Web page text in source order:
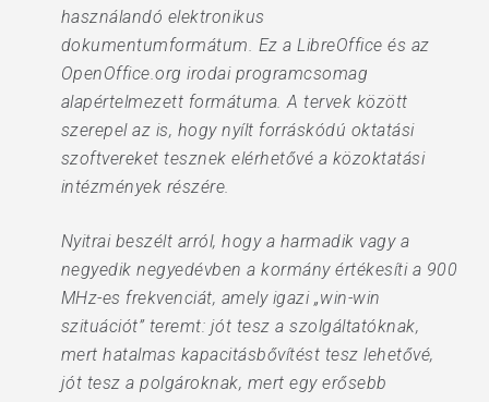
használandó elektronikus
dokumentumformátum. Ez a LibreOffice és az
OpenOffice.org irodai programcsomag
alapértelmezett formátuma. A tervek között
szerepel az is, hogy nyílt forráskódú oktatási
szoftvereket tesznek elérhetővé a közoktatási
intézmények részére.
Nyitrai beszélt arról, hogy a harmadik vagy a
negyedik negyedévben a kormány értékesíti a 900
MHz-es frekvenciát, amely igazi „win-win
szituációt” teremt: jót tesz a szolgáltatóknak,
mert hatalmas kapacitásbővítést tesz lehetővé,
jót tesz a polgároknak, mert egy erősebb